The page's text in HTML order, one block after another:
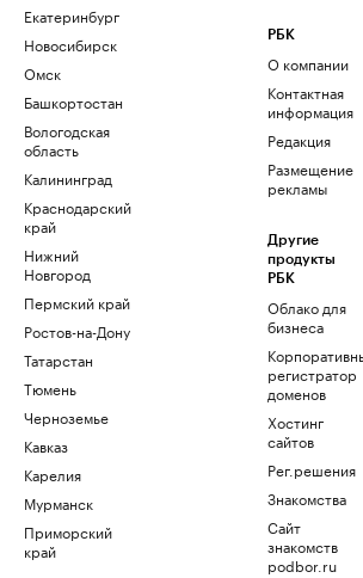
Екатеринбург
Новосибирск
Омск
Башкортостан
Вологодская
область
Калининград
Краснодарский
край
Нижний
Новгород
Пермский край
Ростов-на-Дону
Татарстан
Тюмень
Черноземье
Кавказ
Карелия
Мурманск
Приморский
край
РБК
О компании
Контактная
информация
Редакция
Размещение
рекламы
Другие
продукты
РБК
Облако для
бизнеса
регистратор
доменов
Хостинг
сайтов
Рег.решения
Знакомства
Сайт
знакомств
podbor.ru